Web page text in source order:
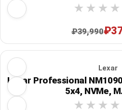
₽39,990
Lexar
Lexar Professional
5x4, NVMe,